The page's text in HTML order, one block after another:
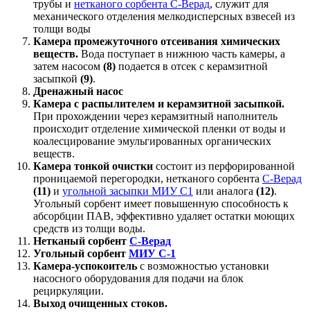
трубы и нетканого сорбента С-Верад, служит для
механического отделения мелкодисперсных взвесей из
толщи воды
Камера промежуточного отсеивания химических
веществ. Вода поступает в нижнюю часть камеры, а
затем насосом (8) подается в отсек с керамзитной
засыпкой (9).
Дренажный насос
Камера с распылителем и керамзитной засыпкой.
При прохождении через керамзитный наполнитель
происходит отделение химической пленки от воды и
коалесцирование эмульгированных органических
веществ.
Камера тонкой очистки состоит из перфорированной
проницаемой перегородки, нетканого сорбента С-Верад
(11) и угольной засыпки МИУ С1 или аналога (12).
Угольный сорбент имеет повышенную способность к
абсорбции ПАВ, эффективно удаляет остатки моющих
средств из толщи воды.
Нетканый сорбент С-Верад
Угольный сорбент МИУ С-1
Камера-успокоитель с возможностью установки
насосного оборудования для подачи на блок
рециркуляции.
Выход очищенных стоков.